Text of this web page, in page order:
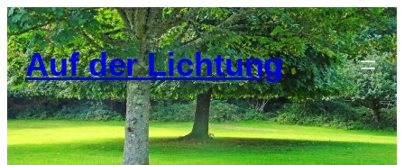
Zum
Inhalt
springen
Auf der Lichtung